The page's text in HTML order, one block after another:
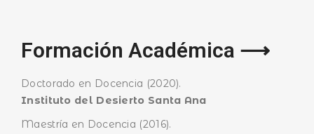
Formación Académica ⟶
Doctorado en Docencia (2020).
Instituto del Desierto Santa Ana
Maestría en Docencia (2016).